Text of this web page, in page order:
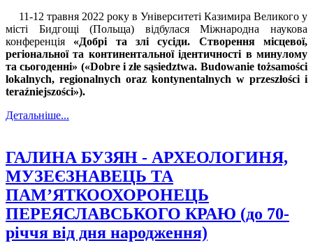
11-12 травня 2022 року в Університеті Казимира Великого у
місті Бидгощі (Польща) відбулася Міжнародна наукова
конференція «Добрі та злі сусіди. Створення місцевої,
регіональної та континентальної ідентичності в минулому
та сьогоденні» («Dobre i złe sąsiedztwa. Budowanie tożsamości
lokalnych, regionalnych oraz kontynentalnych w przeszłości i
teraźniejszości»).
Детальніше...
ГАЛИНА БУЗЯН - АРХЕОЛОГИНЯ,
МУЗЕЄЗНАВЕЦЬ ТА
ПАМ’ЯТКООХОРОНЕЦЬ
ПЕРЕЯСЛАВСЬКОГО КРАЮ (до 70-
річчя від дня народження)